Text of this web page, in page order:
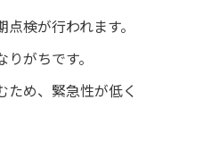
検が行われます。
がちです。
め、緊急性が低く